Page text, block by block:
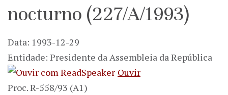
nocturno (227/A/1993)
Data: 1993-12-29
Entidade: Presidente da Assembleia da República
Ouvir
Proc. R-558/93 (A1)